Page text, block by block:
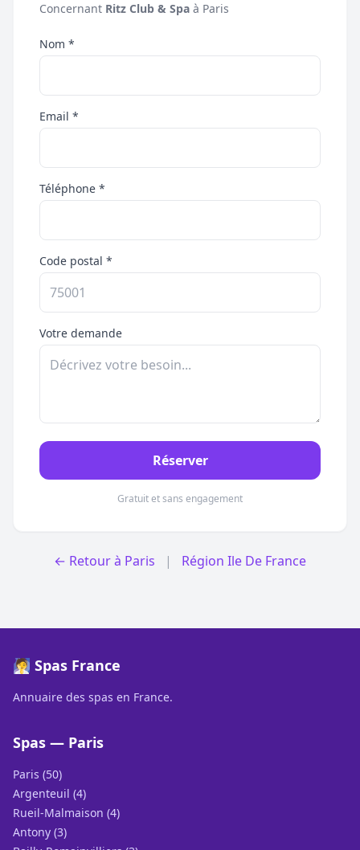
Concernant Ritz Club & Spa à Paris
Nom *
Email *
Téléphone *
Code postal *
Votre demande
Réserver
Gratuit et sans engagement
← Retour à Paris | Région Ile De France
🧖 Spas France
Annuaire des spas en France.
Spas — Paris
Paris (50)
Argenteuil (4)
Rueil-Malmaison (4)
Antony (3)